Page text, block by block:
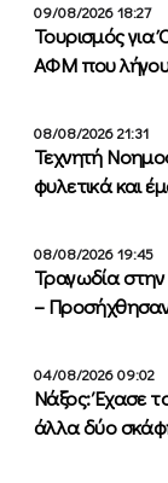
09/08/2026 18:27
Τουρισμός για
ΑΦΜ που
08/08/2026 21:31
Τεχνητή
φυλετικά και
08/08/2026 19:45
Τραγωδία στην
– Προσήχθησαν
04/08/2026 09:02
Νάξος: Έχασε
άλλα δύο